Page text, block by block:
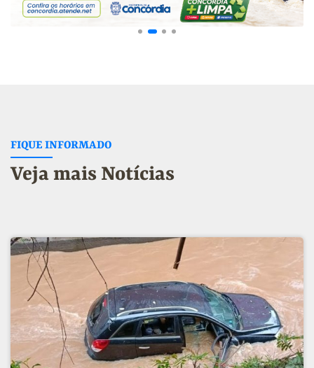
FIQUE INFORMADO
Veja mais Notícias